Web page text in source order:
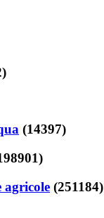
(14397)
agricole (251184)